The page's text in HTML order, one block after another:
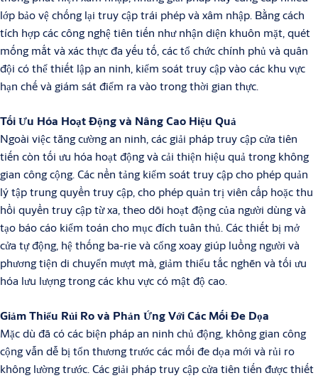
lớp bảo vệ chống lại truy cập trái phép và xâm nhập. Bằng cách
tích hợp các công nghệ tiên tiến như nhận diện khuôn mặt, quét
mống mắt và xác thực đa yếu tố, các tổ chức chính phủ và quân
đội có thể thiết lập an ninh, kiểm soát truy cập vào các khu vực
hạn chế và giám sát điểm ra vào trong thời gian thực.
Tối Ưu Hóa Hoạt Động và Nâng Cao Hiệu Quả
Ngoài việc tăng cường an ninh, các giải pháp truy cập cửa tiên
tiến còn tối ưu hóa hoạt động và cải thiện hiệu quả trong không
gian công cộng. Các nền tảng kiểm soát truy cập cho phép quản
lý tập trung quyền truy cập, cho phép quản trị viên cấp hoặc thu
hồi quyền truy cập từ xa, theo dõi hoạt động của người dùng và
tạo báo cáo kiểm toán cho mục đích tuân thủ. Các thiết bị mở
cửa tự động, hệ thống ba-rie và cổng xoay giúp luồng người và
phương tiện di chuyển mượt mà, giảm thiểu tắc nghẽn và tối ưu
hóa lưu lượng trong các khu vực có mật độ cao.
Giảm Thiểu Rủi Ro và Phản Ứng Với Các Mối Đe Dọa
Mặc dù đã có các biện pháp an ninh chủ động, không gian công
cộng vẫn dễ bị tổn thương trước các mối đe dọa mới và rủi ro
không lường trước. Các giải pháp truy cập cửa tiên tiến được thiết